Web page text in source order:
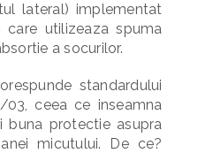
lateral) implementat
utilizeaza spuma
a socurilor.
standardului
03, ceea ce inseamna
protectie asupra
micutului. De ce?